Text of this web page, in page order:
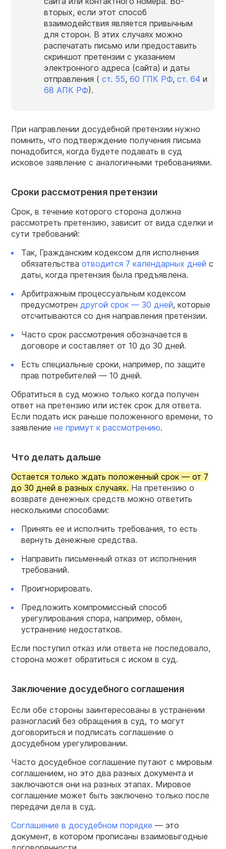
вторых, если этот способ
взаимодействия является привычным
для сторон. В этих случаях можно
распечатать письмо или предоставить
скриншот претензии с указанием
электронного адреса (сайта) и даты
отправления ( ст. 55, 60 ГПК РФ, ст. 64 и
68 АПК РФ).
При направлении досудебной претензии нужно
помнить, что подтверждение получения письма
понадобится, когда будете подавать в суд
исковое заявление с аналогичными требованиями.
Сроки рассмотрения претензии
Срок, в течение которого сторона должна
рассмотреть претензию, зависит от вида сделки и
сути требований:
Так, Гражданским кодексом для исполнения
обязательства отводится 7 календарных дней с
даты, когда претензия была предъявлена.
Арбитражным процессуальным кодексом
предусмотрен другой срок — 30 дней, которые
отсчитываются со дня направления претензии.
Часто срок рассмотрения обозначается в
договоре и составляет от 10 до 30 дней.
Есть специальные сроки, например, по защите
прав потребителей — 10 дней.
Обратиться в суд можно только когда получен
ответ на претензию или истек срок для ответа.
Если подать иск раньше положенного времени, то
заявление не примут к рассмотрению.
Что делать дальше
Остается только ждать положенный срок — от 7
до 30 дней в разных случаях. На претензию о
возврате денежных средств можно ответить
несколькими способами:
Принять ее и исполнить требования, то есть
вернуть денежные средства.
Направить письменный отказ от исполнения
требований.
Проигнорировать.
Предложить компромиссный способ
урегулирования спора, например, обмен,
устранение недостатков.
Если поступил отказ или ответа не последовало,
сторона может обратиться с иском в суд.
Заключение досудебного соглашения
Если обе стороны заинтересованы в устранении
разногласий без обращения в суд, то могут
договориться и подписать соглашение о
досудебном урегулировании.
Часто досудебное соглашение путают с мировым
соглашением, но это два разных документа и
заключаются они на разных этапах. Мировое
соглашение может быть заключено только после
передачи дела в суд.
Соглашение в досудебном порядке — это
документ, в котором прописаны взаимовыгодные